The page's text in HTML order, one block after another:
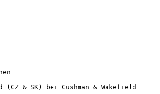
& SK) bei Cushman & Wakefield